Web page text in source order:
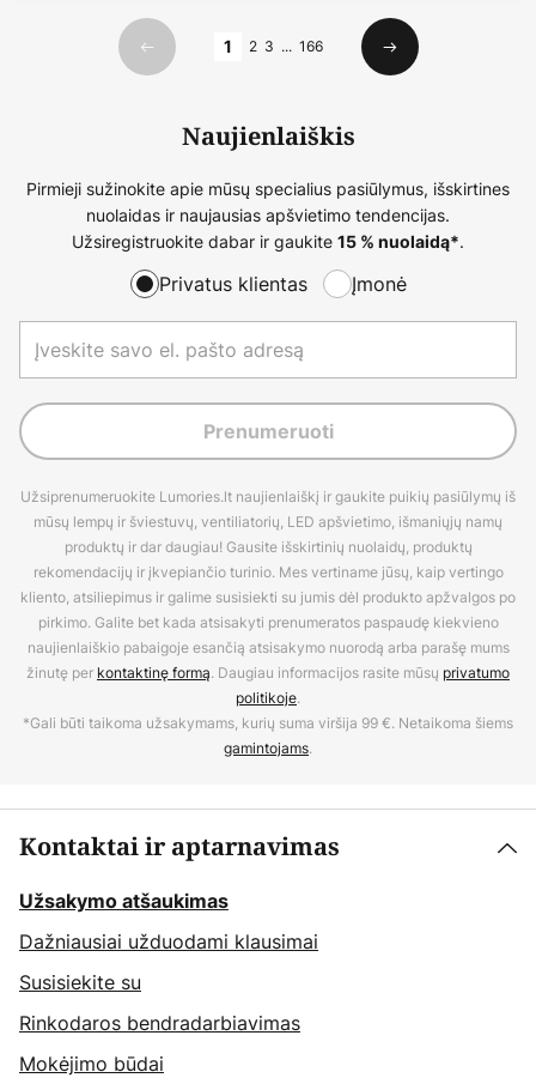
Ankstesnis
1 2 3 ... 166
Kitas
Naujienlaiškis
Pirmieji sužinokite apie mūsų specialius pasiūlymus, išskirtines
nuolaidas ir naujausias apšvietimo tendencijas.
Užsiregistruokite dabar ir gaukite 15 % nuolaidą*.
Privatus klientas Įmonė
Prenumeruoti
Užsiprenumeruokite Lumories.lt naujienlaiškį ir gaukite puikių pasiūlymų iš
mūsų lempų ir šviestuvų, ventiliatorių, LED apšvietimo, išmaniųjų namų
produktų ir dar daugiau! Gausite išskirtinių nuolaidų, produktų
rekomendacijų ir įkvepiančio turinio. Mes vertiname jūsų, kaip vertingo
kliento, atsiliepimus ir galime susisiekti su jumis dėl produkto apžvalgos po
pirkimo. Galite bet kada atsisakyti prenumeratos paspaudę kiekvieno
naujienlaiškio pabaigoje esančią atsisakymo nuorodą arba parašę mums
žinutę per kontaktinę formą. Daugiau informacijos rasite mūsų privatumo
politikoje.
*Gali būti taikoma užsakymams, kurių suma viršija 99 €. Netaikoma šiems
gamintojams.
Kontaktai ir aptarnavimas
Užsakymo atšaukimas
Dažniausiai užduodami klausimai
Susisiekite su
Rinkodaros bendradarbiavimas
Mokėjimo būdai